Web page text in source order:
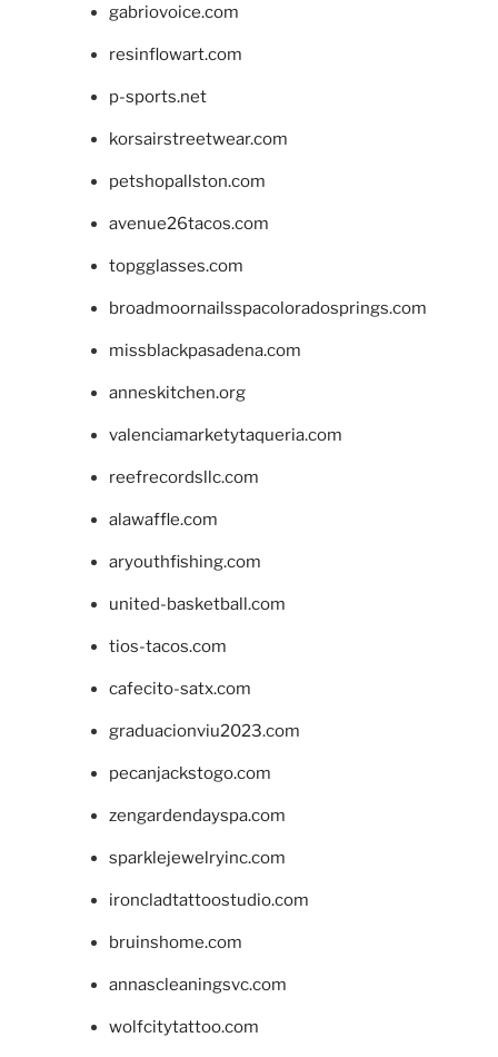
gabriovoice.com
resinflowart.com
p-sports.net
korsairstreetwear.com
petshopallston.com
avenue26tacos.com
topgglasses.com
broadmoornailsspacoloradosprings.com
missblackpasadena.com
anneskitchen.org
valenciamarketytaqueria.com
reefrecordsllc.com
alawaffle.com
aryouthfishing.com
united-basketball.com
tios-tacos.com
cafecito-satx.com
graduacionviu2023.com
pecanjackstogo.com
zengardendayspa.com
sparklejewelryinc.com
ironcladtattoostudio.com
bruinshome.com
annascleaningsvc.com
wolfcitytattoo.com